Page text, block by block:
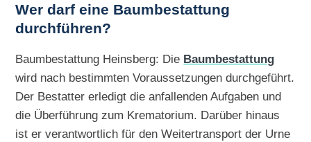
Wer darf eine Baumbestattung
durchführen?
Baumbestattung Heinsberg: Die Baumbestattung
wird nach bestimmten Voraussetzungen durchgeführt.
Der Bestatter erledigt die anfallenden Aufgaben und
die Überführung zum Krematorium. Darüber hinaus
ist er verantwortlich für den Weitertransport der Urne